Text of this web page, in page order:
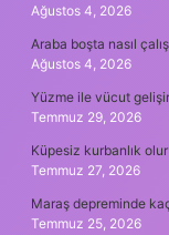
Ağustos 4, 2026
Araba boşta nasıl
Ağustos 4, 2026
Yüzme ile vücut
Temmuz 29, 2026
Küpesiz kurbanlık
Temmuz 27, 2026
Maraş depreminde
Temmuz 25, 2026